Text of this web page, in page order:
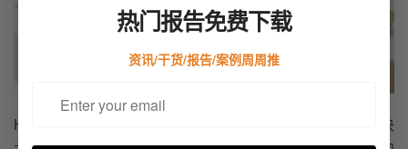
热门报告免费下载
资讯/干货/报告/案例周周推
Hims：提供男性脱发、皮肤、ED等健康问题的一站式解决